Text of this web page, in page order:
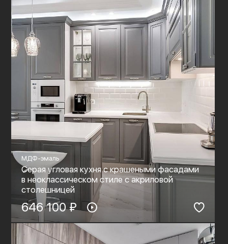
МДФ-эмаль
Серая угловая кухня с крашеными фасадами
в неоклассическом стиле c акриловой
столешницей
646 100 ₽